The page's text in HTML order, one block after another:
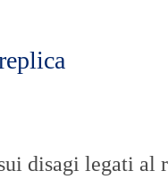
disagi legati al